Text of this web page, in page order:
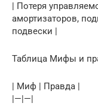
| Потеря
амортизаторов,
подвески |
Таблица Мифы и
| Миф | Правда |
|—|—|